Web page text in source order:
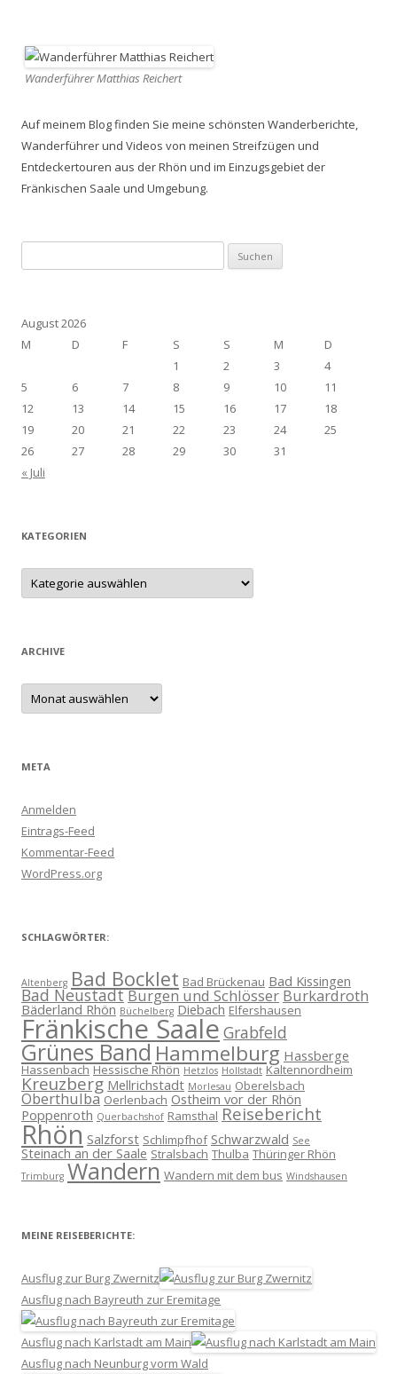
Wanderführer Matthias Reichert
Auf meinem Blog finden Sie meine schönsten Wanderberichte,
Wanderführer und Videos von meinen Streifzügen und
Entdeckertouren aus der Rhön und im Einzugsgebiet der
Fränkischen Saale und Umgebung.
nach:
August 2026
M
D F S S M
D
1
2 3
4
5
6 7 8 9 10
11
12
13 14 15 16 17
18
19
20 21 22 23 24
25
26
27 28 29 30
31
« Juli
KATEGORIEN
Kategorien
ARCHIVE
Archive
META
Anmelden
Eintrags-Feed
Kommentar-Feed
WordPress.org
SCHLAGWÖRTER:
Altenberg Bad Bocklet Bad Brückenau Bad Kissingen
Bad NeustadtBurgen und Schlösser Burkardroth
Bäderland Rhön Büchelberg Diebach Elfershausen
Fränkische Saale Grabfeld
Grünes BandHammelburg Hassberge
Hassenbach Hessische Rhön Hetzlos Hollstadt Kaltennordheim
Kreuzberg Mellrichstadt Morlesau Oberelsbach
Oberthulba Oerlenbach Ostheim vor der Rhön
Poppenroth Querbachshof Ramsthal Reisebericht
Rhön Salzforst Schlimpfhof Schwarzwald See
Steinach an der Saale Stralsbach Thulba Thüringer Rhön
Trimburg Wandern Wandern mit dem bus Windshausen
MEINE REISEBERICHTE:
Ausflug zur Burg Zwernitz
Ausflug nach Bayreuth zur Eremitage
Ausflug nach Karlstadt am Main
Ausflug nach Neunburg vorm Wald